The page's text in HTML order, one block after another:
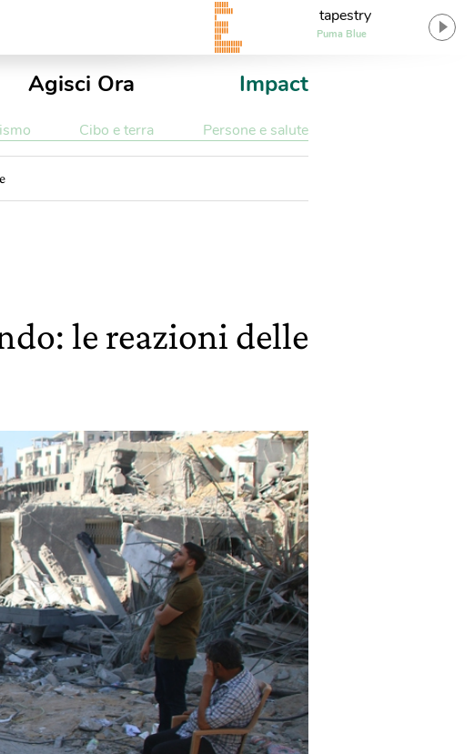
tapestry
Puma Blue
Agisci Ora Impact
Cibo e terra Persone e salute
le reazioni delle